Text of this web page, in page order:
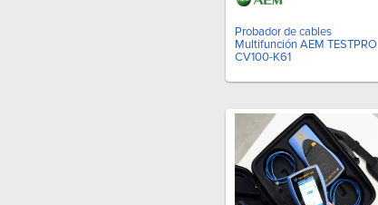
Probador de cables
Multifunción AEM TESTPRO
CV100-K61